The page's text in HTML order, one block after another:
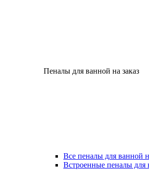
Пеналы для ванной на заказ
Все пеналы для ванной
Встроенные пеналы для